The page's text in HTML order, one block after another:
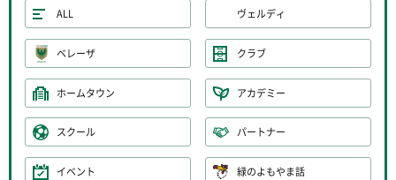
ALL ヴェルディ
ベレーザ クラブ
ホームタウン アカデミー
スクール パートナー
イベント 緑のよもやま話